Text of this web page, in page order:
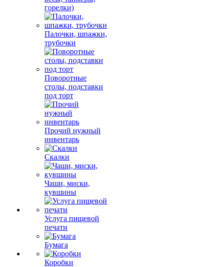
горелки)
Палочки, шпажки,
трубочки
Поворотные
столы, подставки
под торт
Прочий нужный
инвентарь
Скалки
Чаши, миски,
кувшины
Услуга пищевой
печати
Бумага
Коробки